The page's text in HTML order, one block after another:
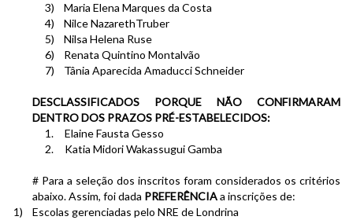
3)
Maria Elena Marques da Costa
4)
Nilce NazarethTruber
5)
Nilsa Helena Ruse
6)
Renata Quintino Montalvão
7)
Tânia Aparecida Amaducci Schneider
DESCLASSIFICADOS PORQUE NÃO CONFIRMARAM
DENTRO DOS PRAZOS PRÉ-ESTABELECIDOS:
1.
Elaine Fausta Gesso
2.
Katia Midori Wakassugui Gamba
# Para a seleção dos inscritos foram considerados os critérios
abaixo. Assim, foi dada PREFERÊNCIAa inscrições de:
1)
Escolas gerenciadas pelo NRE de Londrina